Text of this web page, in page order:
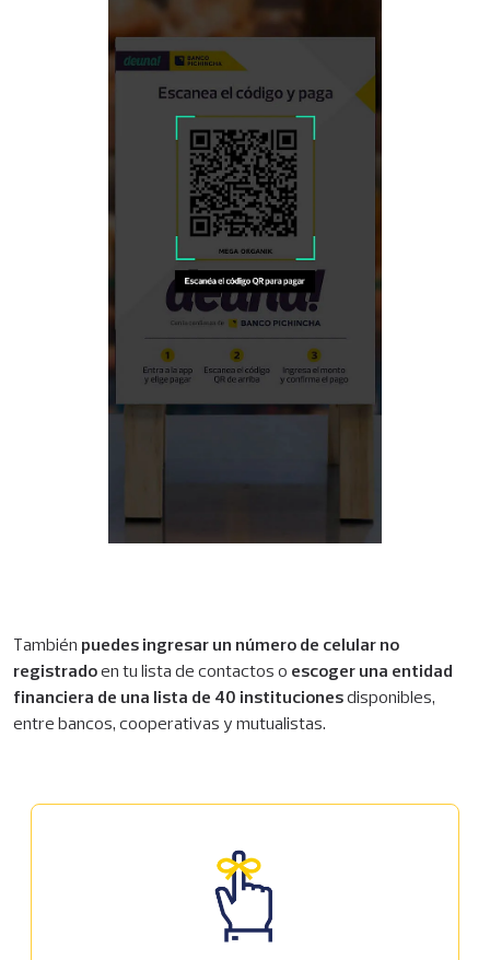
También puedes ingresar un número de celular no
registradoen tu lista de contactos o escoger una entidad
financiera de una lista de 40 institucionesdisponibles,
entre bancos, cooperativas y mutualistas.